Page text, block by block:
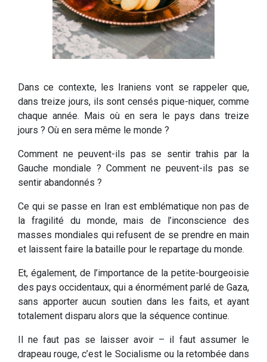
Dans ce contexte, les Iraniens vont se rappeler que,
dans treize jours, ils sont censés pique-niquer, comme
chaque année. Mais où en sera le pays dans treize
jours ? Où en sera même le monde ?
Comment ne peuvent-ils pas se sentir trahis par la
Gauche mondiale ? Comment ne peuvent-ils pas se
sentir abandonnés ?
Ce qui se passe en Iran est emblématique non pas de
la fragilité du monde, mais de l’inconscience des
masses mondiales qui refusent de se prendre en main
et laissent faire la bataille pour le repartage du monde.
Et, également, de l’importance de la petite-bourgeoisie
des pays occidentaux, qui a énormément parlé de Gaza,
sans apporter aucun soutien dans les faits, et ayant
totalement disparu alors que la séquence continue.
Il ne faut pas se laisser avoir – il faut assumer le
drapeau rouge, c’est le Socialisme ou la retombée dans